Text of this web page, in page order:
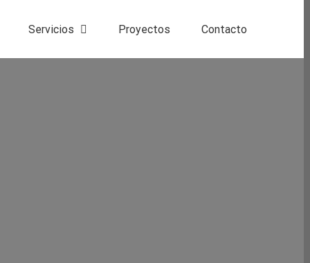
Servicios Proyectos Contacto